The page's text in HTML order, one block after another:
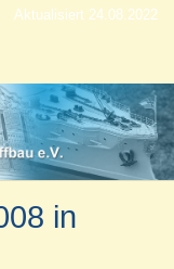
Aktualisiert 24.08.2022
in